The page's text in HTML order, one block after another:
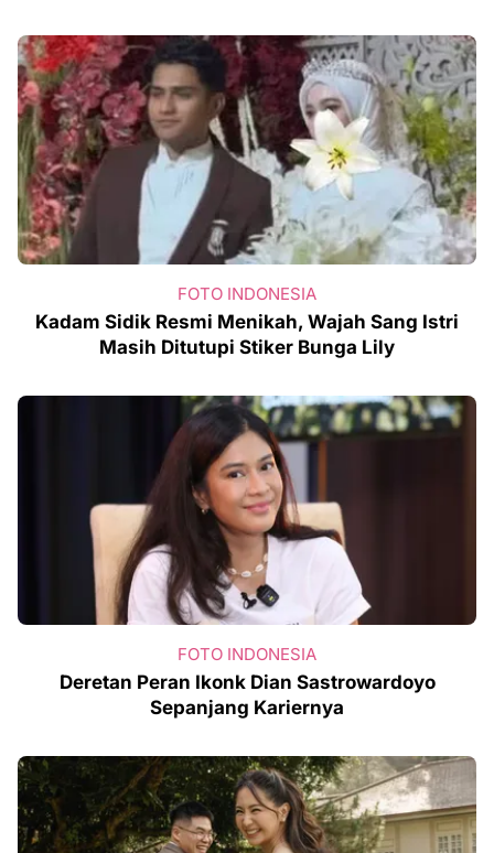
FOTO INDONESIA
Kadam Sidik Resmi Menikah, Wajah Sang Istri
Masih Ditutupi Stiker Bunga Lily
FOTO INDONESIA
Deretan Peran Ikonk Dian Sastrowardoyo
Sepanjang Kariernya